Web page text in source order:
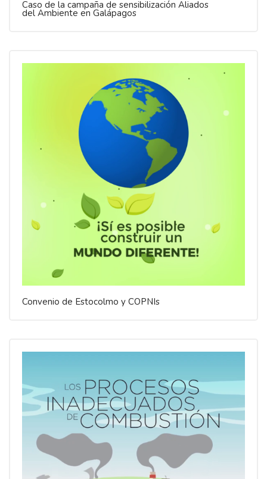
Caso de la campaña de sensibilización Aliados
del Ambiente en Galápagos
Convenio de Estocolmo y COPNIs